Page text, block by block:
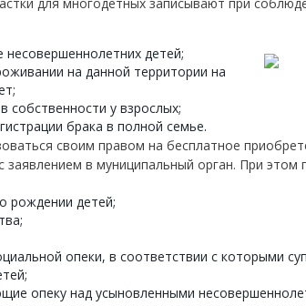
детей;
на данной территории на
собственности у взрослых;
брака в полной семье.
своим правом на бесплатное
заявлением в муниципальный орган. При этом
рождении детей;
опеки, в соответствии с которыми
опеку над усыновленными